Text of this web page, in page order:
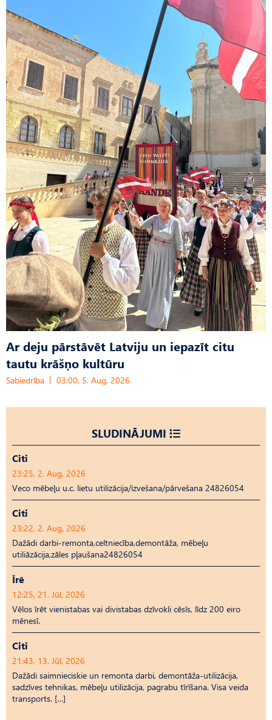
Ar deju pārstāvēt Latviju un iepazīt citu
tautu krāšņo kultūru
Sabiedrība 03:00, 5. Aug, 2026
SLUDINĀJUMI
Citi
23:25, 2. Aug, 2026
Veco mēbeļu u.c. lietu utilizācija/izvešana/pārvešana 24826054
Citi
23:22, 2. Aug, 2026
Dažādi darbi-remonta,celtniecība,demontāža, mēbeļu
utiliāzācija,zāles pļaušana24826054
Īrē
12:25, 21. Jūl, 2026
Vēlos īrēt vienistabas vai divistabas dzīvokli cēsīs, līdz 200 eiro
mēnesī.
Citi
21:43, 13. Jūl, 2026
Dažādi saimnieciskie un remonta darbi, demontāža-utilizācija,
sadzīves tehnikas, mēbeļu utilizācija, pagrabu tīrīšana. Visa veida
transports. […]